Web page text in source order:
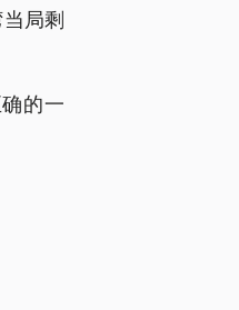
局剩
的一